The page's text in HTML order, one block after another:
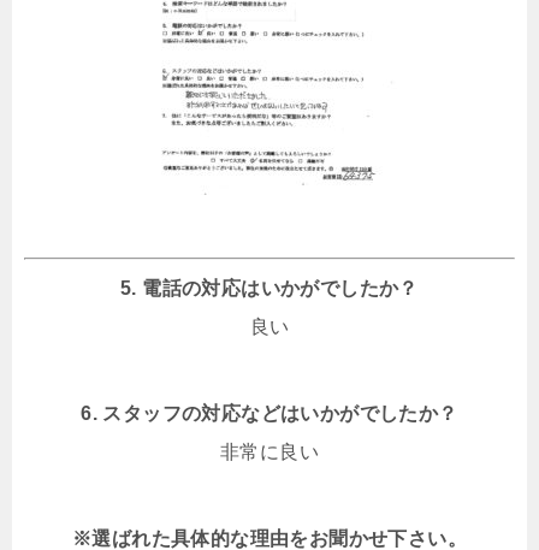
5. 電話の対応はいかがでしたか？
良い
6. スタッフの対応などはいかがでしたか？
非常に良い
※選ばれた具体的な理由をお聞かせ下さい。